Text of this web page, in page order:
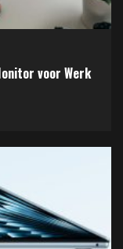
voor Werk